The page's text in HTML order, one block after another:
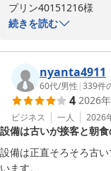
またのご利用を心より
フロントクラーク　木
ホテルルートイン弘前
2026-07-14
プリン40151216様
がとうございます。
団体のお客様による
し、ゆっくりとお食
りお詫び申し上げます
ご指摘いただきまし
のご案内方法など、
続きを読む
nyanta4911
60代/男性 |339件
4 2026
ビジネス 一人 2026
設備は古いが接客と朝
設備は正直そろそろ古
います。